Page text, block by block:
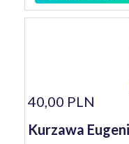
40,00 PLN
Kurzawa